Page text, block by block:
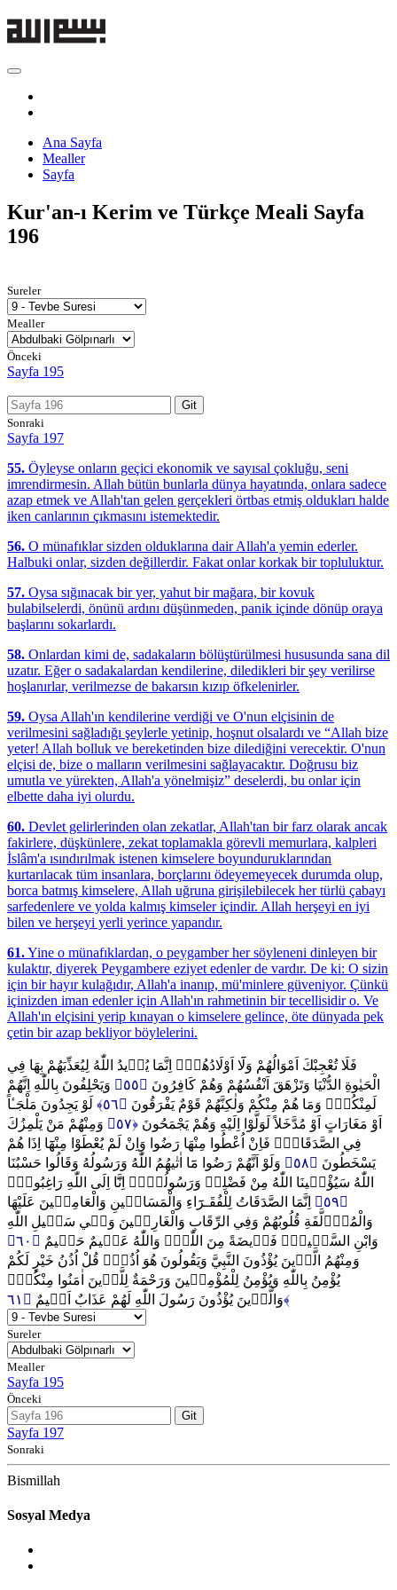
Ana Sayfa
Mealler
Sayfa
Kur'an-ı Kerim ve Türkçe Meali Sayfa
196
Sureler
Mealler
Önceki
Sayfa 195
Git
Sonraki
Sayfa 197
55. Öyleyse onların geçici ekonomik ve sayısal çokluğu, seni
imrendirmesin. Allah bütün bunlarla dünya hayatında, onlara sadece
azap etmek ve Allah'tan gelen gerçekleri örtbas etmiş oldukları halde
iken canlarının çıkmasını istemektedir.
56. O münafıklar sizden olduklarına dair Allah'a yemin ederler.
Halbuki onlar, sizden değillerdir. Fakat onlar korkak bir topluluktur.
57. Oysa sığınacak bir yer, yahut bir mağara, bir kovuk
bulabilselerdi, önünü ardını düşünmeden, panik içinde dönüp oraya
başlarını sokarlardı.
58. Onlardan kimi de, sadakaların bölüştürülmesi hususunda sana dil
uzatır. Eğer o sadakalardan kendilerine, diledikleri bir şey verilirse
hoşlanırlar, verilmezse de bakarsın kızıp öfkelenirler.
59. Oysa Allah'ın kendilerine verdiği ve O'nun elçisinin de
verilmesini sağladığı şeylerle yetinip, hoşnut olsalardı ve “Allah bize
yeter! Allah bolluk ve bereketinden bize dilediğini verecektir. O'nun
elçisi de, bize o malların verilmesini sağlayacaktır. Doğrusu biz
umutla ve yürekten, Allah'a yönelmişiz” deselerdi, bu onlar için
elbette daha iyi olurdu.
60. Devlet gelirlerinden olan zekatlar, Allah'tan bir farz olarak ancak
fakirlere, düşkünlere, zekat toplamakla görevli memurlara, kalpleri
İslâm'a ısındırılmak istenen kimselere boyunduruklarından
kurtarılacak tüm insanlara, borçlarını ödeyemeyecek durumda olup,
borca batmış kimselere, Allah uğruna girişilebilecek her türlü çabayı
sarfedenlere ve yolda kalmış kimseler içindir. Allah herşeyi en iyi
bilen ve herşeyi yerli yerince yapandır.
61.Yine o münafıklardan, o peygamber her söyleneni dinleyen bir
kulaktır, diyerek Peygambere eziyet edenler de vardır. De ki: O sizin
için bir hayır kulağıdır, Allah'a inanıp, mü'minlere güveniyor. Çünkü
içinizden iman edenler için Allah'ın rahmetinin bir tecellisidir o. Ve
Allah'ın elçisini yerip kınayan o kimselere gelince, öte dünyada pek
çetin bir azap bekliyor böylelerini.
فَلَا تُعْجِبْكَ اَمْوَالُهُمْ وَلَٓا اَوْلَادُهُمْۜ اِنَّمَا يُر۪يدُ اللّٰهُ لِيُعَذِّبَهُمْ بِهَا فِي
الْحَيٰوةِ الدُّنْيَا وَتَزْهَقَ اَنْفُسُهُمْ وَهُمْ كَافِرُونَ ﴿٥٥﴾
وَيَحْلِفُونَ بِاللّٰهِ اِنَّهُمْ
لَمِنْكُمْۜ وَمَا هُمْ مِنْكُمْ وَلٰكِنَّهُمْ قَوْمٌ يَفْرَقُونَ ﴿٥٦﴾
لَوْ يَجِدُونَ مَلْجَـٔاً
اَوْ مَغَارَاتٍ اَوْ مُدَّخَلاً لَوَلَّوْا اِلَيْهِ وَهُمْ يَجْمَحُونَ ﴿٥٧﴾
وَمِنْهُمْ مَنْ يَلْمِزُكَ
فِي الصَّدَقَاتِۚ فَاِنْ اُعْطُوا مِنْهَا رَضُوا وَاِنْ لَمْ يُعْطَوْا مِنْهَٓا اِذَا هُمْ
يَسْخَطُونَ ﴿٥٨﴾
وَلَوْ اَنَّهُمْ رَضُوا مَٓا اٰتٰيهُمُ اللّٰهُ وَرَسُولُهُ وَقَالُوا حَسْبُنَا
اللّٰهُ سَيُؤْت۪ينَا اللّٰهُ مِنْ فَضْلِه۪ وَرَسُولُهُٓۙ اِنَّٓا اِلَى اللّٰهِ رَاغِبُونَ۟
﴿٥٩﴾
اِنَّمَا الصَّدَقَاتُ لِلْفُقَـرَٓاءِ وَالْمَسَاك۪ينِ وَالْعَامِل۪ينَ عَلَيْهَا
وَالْمُؤَ۬لَّفَةِ قُلُوبُهُمْ وَفِي الرِّقَابِ وَالْغَارِم۪ينَ وَف۪ي سَب۪يلِ اللّٰهِ
وَابْنِ السَّب۪يلِۜ فَر۪يضَةً مِنَ اللّٰهِۜ وَاللّٰهُ عَل۪يمٌ حَك۪يمٌ ﴿٦٠﴾
وَمِنْهُمُ الَّذ۪ينَ يُؤْذُونَ النَّبِيَّ وَيَقُولُونَ هُوَ اُذُنٌۜ قُلْ اُذُنُ خَيْرٍ لَكُمْ
يُؤْمِنُ بِاللّٰهِ وَيُؤْمِنُ لِلْمُؤْمِن۪ينَ وَرَحْمَةٌ لِلَّذ۪ينَ اٰمَنُوا مِنْكُمْۜ
وَالَّذ۪ينَ يُؤْذُونَ رَسُولَ اللّٰهِ لَهُمْ عَذَابٌ اَل۪يمٌ﴿٦١﴾
Sureler
Mealler
Sayfa 195
Önceki
Git
Sayfa 197
Sonraki
Bismillah
Sosyal Medya